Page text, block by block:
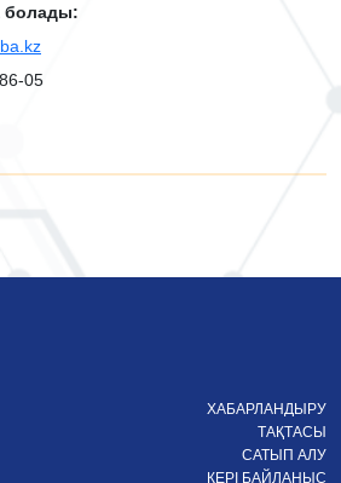
болады:
05
ХАБАРЛАНДЫРУ
ТАҚТАСЫ
САТЫП АЛУ
КЕРІ БАЙЛАНЫС